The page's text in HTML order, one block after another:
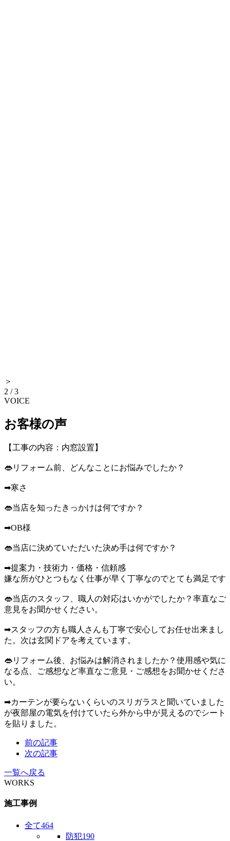
＞
2 /3
VOICE
お客様の声
【工事の内容：内窓設置】
👄リフォーム前、どんなことにお悩みでしたか？
➡寒さ
👄当店を知ったきっかけは何ですか？
➡OB様
👄当店に決めていただいた決め手は何ですか？
➡提案力・技術力・価格・信頼感
嫌な所がひとつもなく仕事が早く丁寧なのでとても満足です
👄当店のスタッフ、職人の対応はいかがでしたか？率直なご
意見をお聞かせください。
➡スタッフの方も職人さんも丁寧で安心してお任せ出来まし
た。次は玄関ドアを考えています。
👄リフォーム後、お悩みは解消されましたか？使用感や気に
なる点、ご感想など率直なご意見・ご感想をお聞かせくださ
い。
➡カーテンが要らないくらいのスリガラスと聞いていました
が夜部屋の電気を付けていたら外から中が見えるのでシート
を貼りました。
前の記事
次の記事
一覧へ戻る
WORKS
施工事例
全て464
防犯190